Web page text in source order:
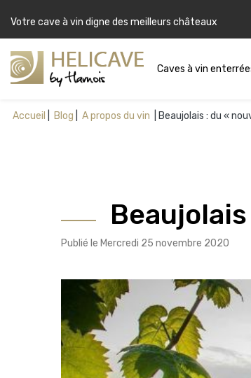
Votre cave à vin digne des meilleurs châteaux
Caves à vin
Publié le Mercredi 25 novembre 2020
Accueil Blog A propos du vin Beaujolais : du «